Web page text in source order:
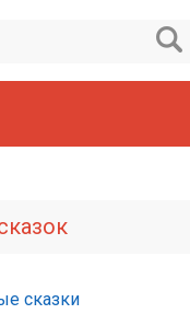
сказки